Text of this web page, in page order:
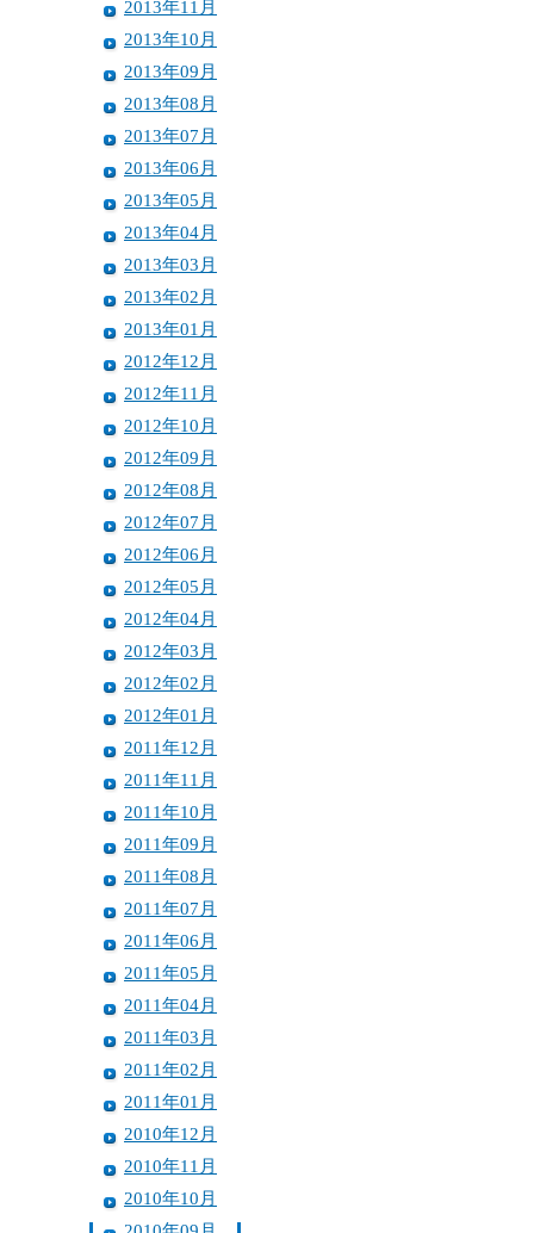
2013年11月
2013年10月
2013年09月
2013年08月
2013年07月
2013年06月
2013年05月
2013年04月
2013年03月
2013年02月
2013年01月
2012年12月
2012年11月
2012年10月
2012年09月
2012年08月
2012年07月
2012年06月
2012年05月
2012年04月
2012年03月
2012年02月
2012年01月
2011年12月
2011年11月
2011年10月
2011年09月
2011年08月
2011年07月
2011年06月
2011年05月
2011年04月
2011年03月
2011年02月
2011年01月
2010年12月
2010年11月
2010年10月